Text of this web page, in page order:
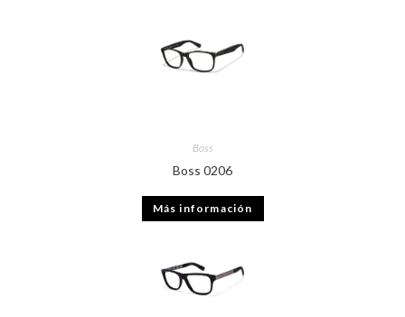
Boss
Boss 0206
Más información